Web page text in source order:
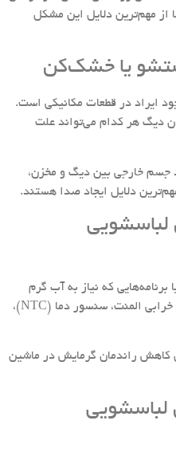
از مهم‌ترین دلایل این مشکل
یا خشک‌کن
ایراد در قطعات مکانیکی است.
دیگ هر کدام می‌تواند علت
جسم خارجی بین دیگ و مخزن،
دلایل ایجاد صدا هستند.
که نیاز به آب گرم
دارند به درستی اجرا نشوند، احتمال خرابی المنت، سنسور دما (NTC)،
کاهش راندمان گرمایش در ماشین
لباسشویی